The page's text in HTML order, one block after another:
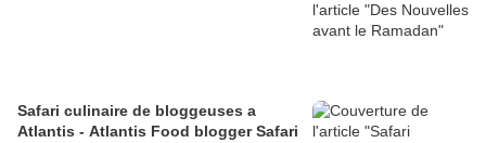
Safari culinaire de bloggeuses a
Atlantis - Atlantis Food blogger Safari